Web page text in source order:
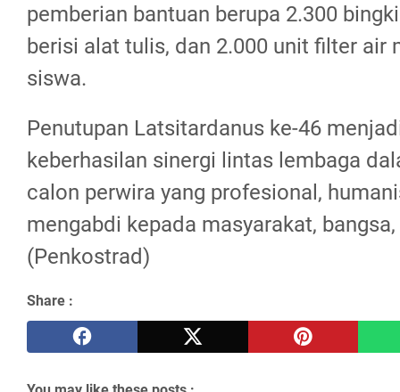
pemberian bantuan berupa 2.300
berisi alat tulis, dan 2.000 unit filter air
siswa.
Penutupan Latsitardanus ke-46
keberhasilan sinergi lintas lembaga
calon perwira yang profesional,
mengabdi kepada masyarakat,
(Penkostrad)
Share :